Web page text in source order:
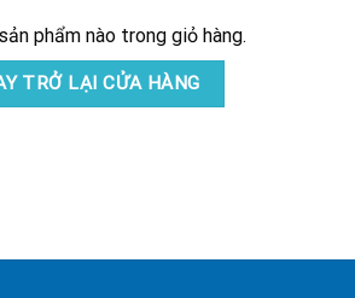
phẩm nào trong giỏ hàng.
TRỞ LẠI CỬA HÀNG